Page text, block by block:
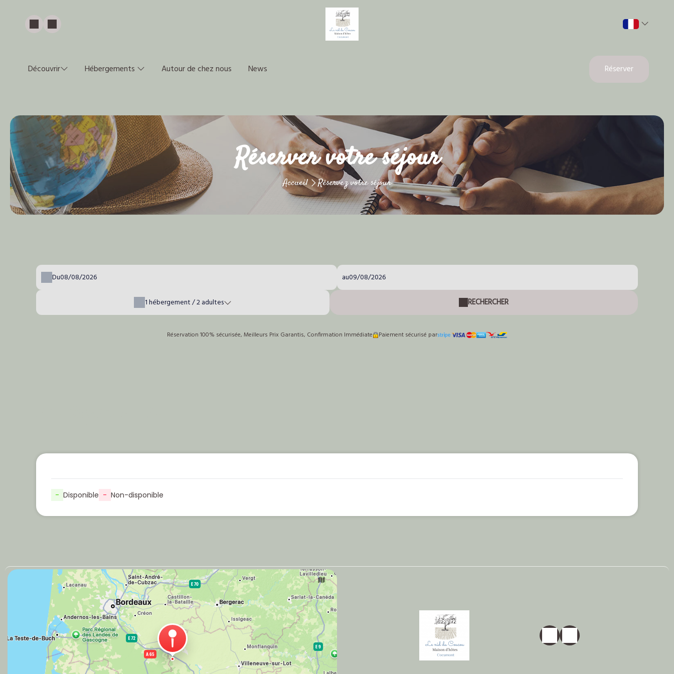
Découvrir Hébergements Autour de chez nous News Réserver
Réserver votre séjour
Accueil Réservez votre séjour
Du au
1hébergement /2adultes RECHERCHER
Réservation 100% sécurisée, Meilleurs Prix Garantis, Confirmation Immédiate Paiement sécurisé par
- Disponible - Non-disponible